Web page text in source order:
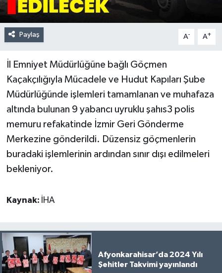
Paylaş A- A+
İl Emniyet Müdürlüğüne bağlı Göçmen
Kaçakçılığıyla Mücadele ve Hudut Kapıları Şube
Müdürlüğünde işlemleri tamamlanan ve muhafaza
altında bulunan 9 yabancı uyruklu şahıs3 polis
memuru refakatinde İzmir Geri Gönderme
Merkezine gönderildi. Düzensiz göçmenlerin
buradaki işlemlerinin ardından sınır dışı edilmeleri
bekleniyor.
Kaynak: İHA
Afyonkarahisar’da 2024 Yılı
Şehitler Takvimi yayınlandı